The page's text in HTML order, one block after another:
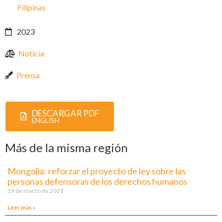
Filipinas
2023
Noticia
Prensa
DESCARGAR PDF
ENGLISH
Más de la misma región
Mongolia: reforzar el proyecto de ley sobre las
personas defensoras de los derechos humanos
19 de marzo de 2021
Leer más »